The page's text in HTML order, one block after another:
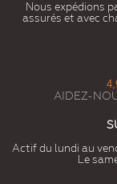
Nous expédions
assurés et avec
AIDEZ-
Actif du lundi au
Le